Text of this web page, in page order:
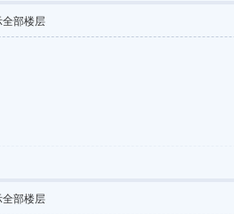
全部楼层
全部楼层